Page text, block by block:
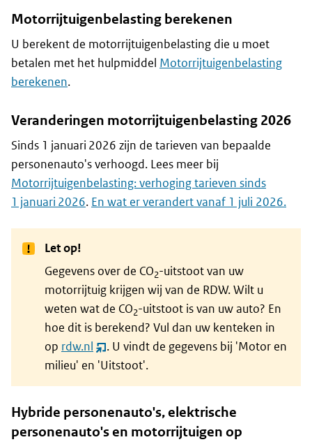
Motorrijtuigenbelasting berekenen
U berekent de motorrijtuigenbelasting die u moet
betalen met het hulpmiddel Motorrijtuigenbelasting
berekenen.
Veranderingen motorrijtuigenbelasting 2026
Sinds 1 januari 2026 zijn de tarieven van bepaalde
personenauto's verhoogd. Lees meer bij
Motorrijtuigenbelasting: verhoging tarieven sinds
1 januari 2026. En wat er verandert vanaf 1 juli 2026.
Let op!
Gegevens over de CO2-uitstoot van uw
motorrijtuig krijgen wij van de RDW. Wilt u
weten wat de CO2-uitstoot is van uw auto? En
hoe dit is berekend? Vul dan uw kenteken in
op rdw.nl (opent
nieuw
venster)
. U vindt de gegevens bij 'Motor en
milieu' en 'Uitstoot'.
Hybride personenauto's, elektrische
personenauto's en motorrijtuigen op